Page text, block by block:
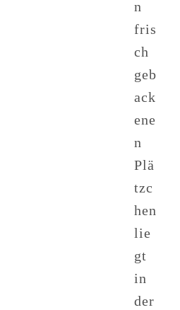
n
fris
ch
geb
ack
ene
n
Plä
tzc
hen
lie
gt
in
der